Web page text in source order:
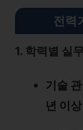
전력
1. 학력별 실
기술
년 이상